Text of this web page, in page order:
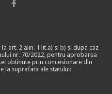
art. 2 alin. 1 lit.a) si b) si dupa caz
nr. 70/2022, pentru aprobarea
obtinute prin concesionare din
la suprafata ale statului: